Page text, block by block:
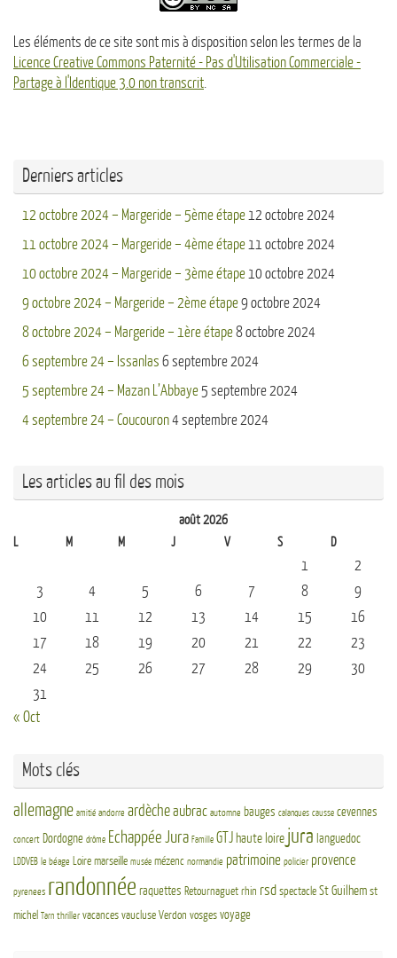
Les éléments de ce site sont mis à disposition selon les termes de la
Licence Creative Commons Paternité - Pas d'Utilisation Commerciale -
Partage à l'Identique 3.0 non transcrit
Derniers articles
12 octobre 2024 – Margeride – 5ème étape 12 octobre 2024
11 octobre 2024 – Margeride – 4ème étape 11 octobre 2024
10 octobre 2024 – Margeride – 3ème étape 10 octobre 2024
9 octobre 2024 – Margeride – 2ème étape9 octobre 2024
8 octobre 2024 – Margeride – 1ère étape8 octobre 2024
6 septembre 24 – Issanlas 6 septembre 2024
5 septembre 24 – Mazan L’Abbaye 5 septembre 2024
4 septembre 24 – Coucouron4 septembre 2024
Les articles au fil des mois
août 2026
L
M M J V S D
1
2
3
4 5 6 7 8
9
10
11 12 13 14 15
16
17
18 19 20 21 22
23
24
25 26 27 28 29
30
31
« Oct
Mots clés
allemagne amitié andorre ardècheaubrac automne bauges calanques causse cevennes
concert Dordogne drôme Echappée Jura Famille GTJ haute loire jura languedoc
LDDVEB le béage Loire marseille musée mézenc normandie patrimoine policier provence
pyrenees randonnée raquettes Retournaguet rhin rsd spectacle St Guilhem st
michel Tarn thriller vacances vaucluse Verdon vosges voyage